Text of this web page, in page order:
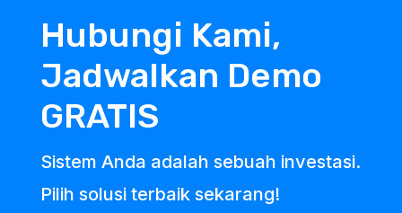
Hubungi Kami,
Jadwalkan Demo
GRATIS
Sistem Anda adalah sebuah investasi.
Pilih solusi terbaik sekarang!